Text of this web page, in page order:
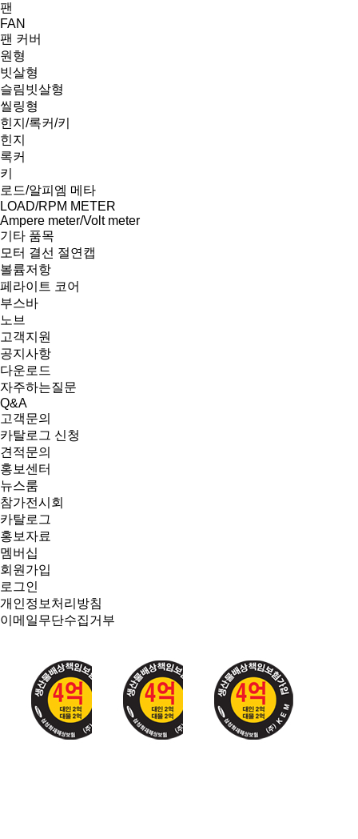
팬
FAN
팬 커버
원형
빗살형
슬림빗살형
씰링형
힌지/록커/키
힌지
록커
키
로드/알피엠 메타
LOAD/RPM METER
Ampere meter/Volt meter
기타 품목
모터 결선 절연캡
볼륨저항
페라이트 코어
부스바
노브
고객지원
공지사항
다운로드
자주하는질문
Q&A
고객문의
카탈로그 신청
견적문의
홍보센터
뉴스룸
참가전시회
카탈로그
홍보자료
멤버십
회원가입
로그인
개인정보처리방침
이메일무단수집거부